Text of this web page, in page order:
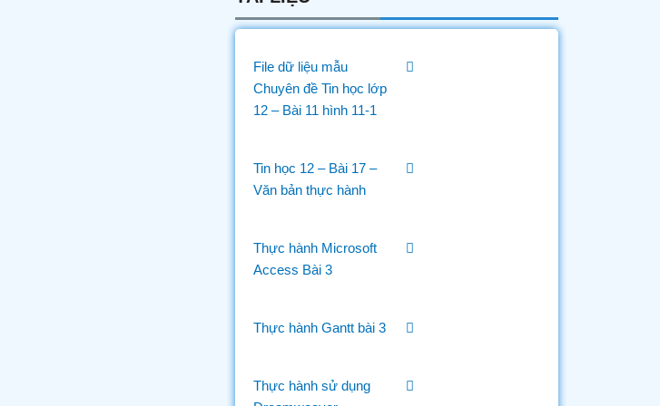
File dữ liệu mẫu
Chuyên đề Tin học lớp
12 – Bài 11 hình 11-1
Tin học 12 – Bài 17 –
Văn bản thực hành
Thực hành Microsoft
Access Bài 3
Thực hành Gantt bài 3
Thực hành sử dụng